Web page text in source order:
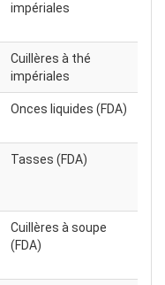
impériales
Cuillères à thé
impériales
Onces liquides (FDA)
Tasses (FDA)
Cuillères à soupe
(FDA)